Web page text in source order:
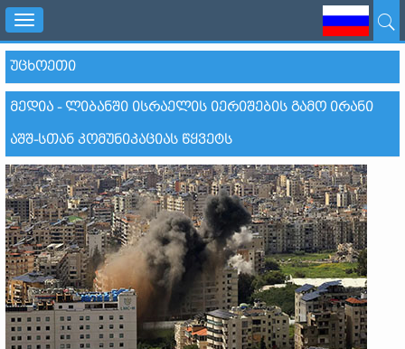
Toggle
navigation
ᲣᲪᲮᲝᲔᲗᲘ
ᲛᲔᲓᲘᲐ - ᲚᲘᲑᲐᲜᲨᲘ ᲘᲡᲠᲐᲔᲚᲘᲡ ᲘᲔᲠᲘᲨᲔᲑᲘᲡ ᲒᲐᲛᲝ ᲘᲠᲐᲜᲘ
ᲐᲨᲨ-ᲡᲗᲐᲜ ᲙᲝᲛᲣᲜᲘᲙᲐᲪᲘᲐᲡ ᲬᲧᲕᲔᲢᲡ